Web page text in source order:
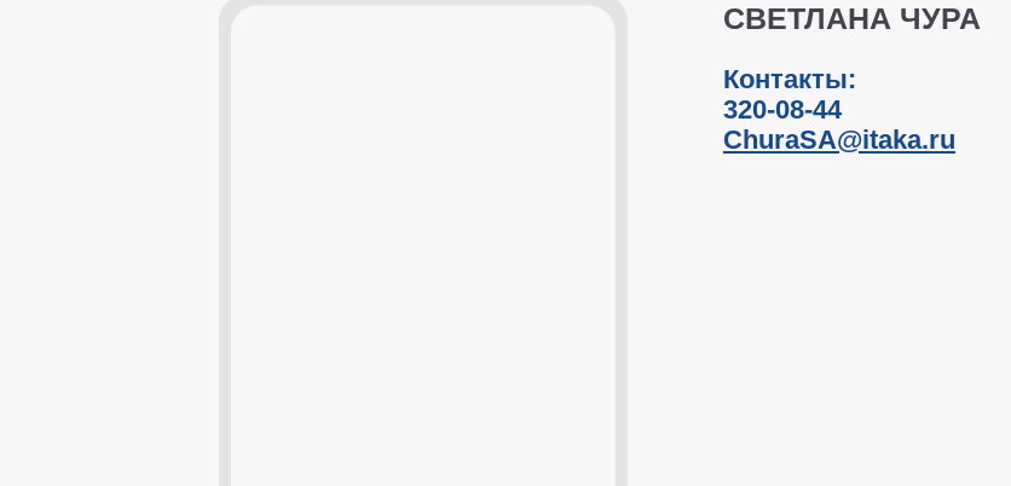
СВЕТЛАНА ЧУРА
Контакты:
320-08-44
ChuraSA@itaka.ru